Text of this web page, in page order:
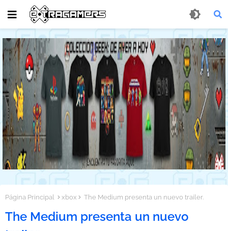
Página Principal xbox The Medium presenta un nuevo trailer.
The Medium presenta un nuevo